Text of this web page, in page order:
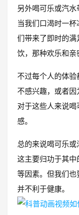
另外喝可乐或汽水
当我们口渴时一
们带来了即时的
饮，那种欢乐和亲
不过每个人的体
不感兴趣，或者因
对于这些人来说
感。
总的来说喝可乐或
这主要归功于其
等因素。但我们
并不利于健康。